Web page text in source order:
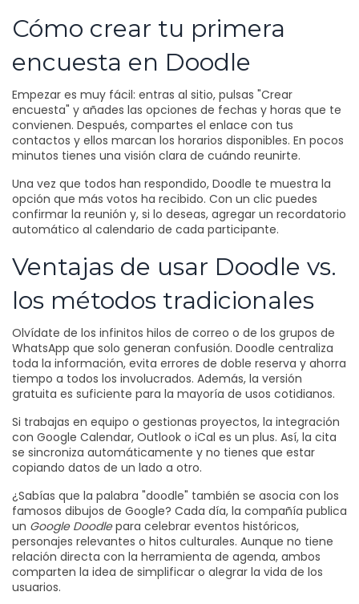
Cómo crear tu primera
encuesta en Doodle
Empezar es muy fácil: entras al sitio, pulsas "Crear
encuesta" y añades las opciones de fechas y horas que te
convienen. Después, compartes el enlace con tus
contactos y ellos marcan los horarios disponibles. En pocos
minutos tienes una visión clara de cuándo reunirte.
Una vez que todos han respondido, Doodle te muestra la
opción que más votos ha recibido. Con un clic puedes
confirmar la reunión y, si lo deseas, agregar un recordatorio
automático al calendario de cada participante.
Ventajas de usar Doodle vs.
los métodos tradicionales
Olvídate de los infinitos hilos de correo o de los grupos de
WhatsApp que solo generan confusión. Doodle centraliza
toda la información, evita errores de doble reserva y ahorra
tiempo a todos los involucrados. Además, la versión
gratuita es suficiente para la mayoría de usos cotidianos.
Si trabajas en equipo o gestionas proyectos, la integración
con Google Calendar, Outlook o iCal es un plus. Así, la cita
se sincroniza automáticamente y no tienes que estar
copiando datos de un lado a otro.
¿Sabías que la palabra "doodle" también se asocia con los
famosos dibujos de Google? Cada día, la compañía publica
un Google Doodlepara celebrar eventos históricos,
personajes relevantes o hitos culturales. Aunque no tiene
relación directa con la herramienta de agenda, ambos
comparten la idea de simplificar o alegrar la vida de los
usuarios.